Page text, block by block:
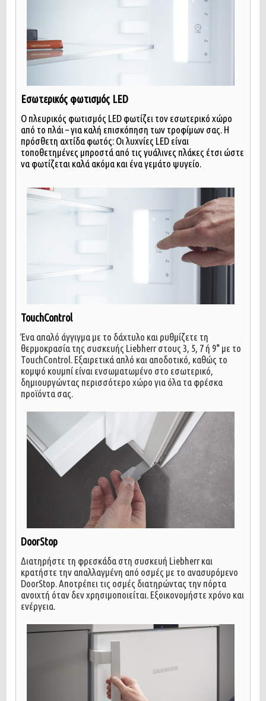
Εσωτερικός φωτισμός LED
Ο πλευρικός φωτισμός LED φωτίζει τον εσωτερικό χώρο
από το πλάι – για καλή επισκόπηση των τροφίμων σας. Η
πρόσθετη αχτίδα φωτός: Οι λυχνίες LED είναι
τοποθετημένες μπροστά από τις γυάλινες πλάκες έτσι ώστε
να φωτίζεται καλά ακόμα και ένα γεμάτο ψυγείο.
TouchControl
Ένα απαλό άγγιγμα με το δάχτυλο και ρυθμίζετε τη
θερμοκρασία της συσκευής Liebherr στους 3, 5, 7 ή 9° με το
TouchControl. Εξαιρετικά απλό και αποδοτικό, καθώς το
κομψό κουμπί είναι ενσωματωμένο στο εσωτερικό,
δημιουργώντας περισσότερο χώρο για όλα τα φρέσκα
προϊόντα σας.
DoorStop
Διατηρήστε τη φρεσκάδα στη συσκευή Liebherr και
κρατήστε την απαλλαγμένη από οσμές με το ανασυρόμενο
DoorStop. Αποτρέπει τις οσμές διατηρώντας την πόρτα
ανοιχτή όταν δεν χρησιμοποιείται. Εξοικονομήστε χρόνο και
ενέργεια.